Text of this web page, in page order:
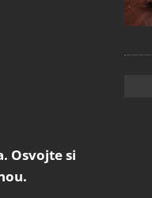
Osvojte si